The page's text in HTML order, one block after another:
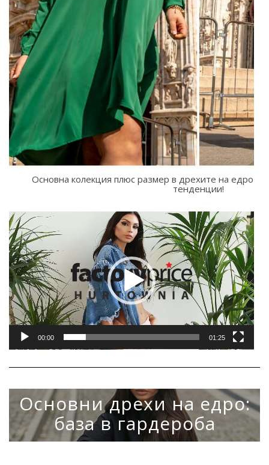
Основна колекция плюс размер в дрехите на едро –
тенденции!
Видео
00:00 01:25
Основни дрехи на едро:
база в гардероба